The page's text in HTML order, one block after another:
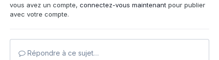
vous avez un compte, connectez-vous maintenant pour publier
avec votre compte.
Répondre à ce sujet…